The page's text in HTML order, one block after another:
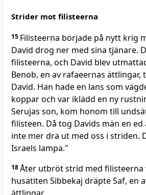
Strider mot filisteerna
15 Filisteerna började på nytt krig
David drog ner med sina tjänare.
filisteerna, och David blev
Benob, en av rafaeernas ättlingar,
David. Han hade en lans som
koppar och var iklädd en ny
Serujas son, kom honom till
filisteen. Då tog Davids män en
inte mer dra ut med oss i striden.
Israels lampa."
18Åter utbröt strid med filisteerna
husatiten Sibbekaj dräpte Saf, en